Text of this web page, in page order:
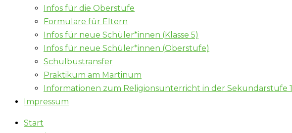
Infos für die Oberstufe
Formulare für Eltern
Infos für neue Schüler*innen (Klasse 5)
Infos für neue Schüler*innen (Oberstufe)
Schulbustransfer
Praktikum am Martinum
Informationen zum Religionsunterricht in der Sekundarstufe 1
Impressum
Start